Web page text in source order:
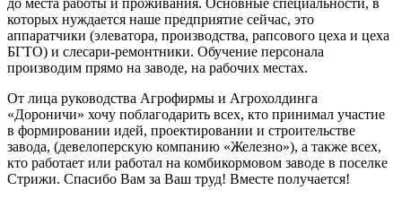
которых нуждается наше предприятие сейчас, это
аппаратчики (элеватора, производства, рапсового цеха и цеха
БГТО) и слесари-ремонтники. Обучение персонала
производим прямо на заводе, на рабочих местах.
От лица руководства Агрофирмы и Агрохолдинга
«Дороничи» хочу поблагодарить всех, кто принимал участие
в формировании идей, проектировании и строительстве
завода, (девелоперскую компанию «Железно»), а также всех,
кто работает или работал на комбикормовом заводе в поселке
Стрижи. Спасибо Вам за Ваш труд! Вместе получается!